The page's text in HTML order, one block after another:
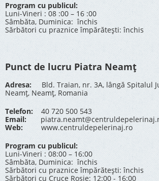
Program cu publicul:
Luni-Vineri : 08 :00 – 16 :00
Sâmbăta, Duminica: închis
Sărbători cu praznice împărătești: închis
Punct de lucru Piatra Neamț
Adresa: Bld. Traian, nr. 3A, lângă Spitalul
Neamț, Neamț, Romania
Telefon:40 720 500 543
Email:
Web:
www.centruldepelerinaj.ro
Program cu publicul:
Luni-Vineri : 08:00 – 16:00
Sâmbăta, Duminica: închis
Sărbători cu praznice împărătești: închis
Sărbători cu Cruce Rosie: 12:00 - 16:00